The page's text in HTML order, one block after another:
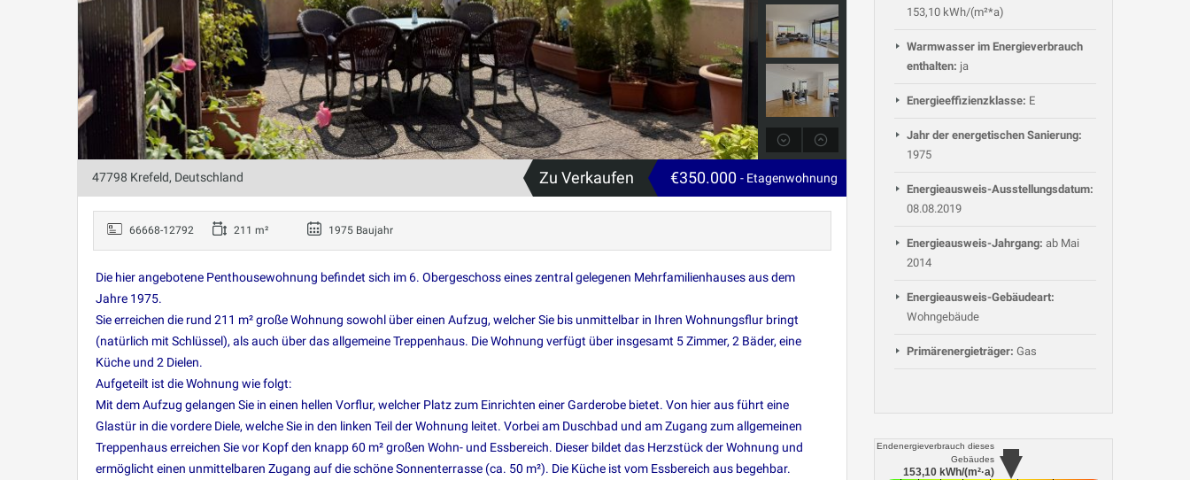
47798 Krefeld, Deutschland Zu Verkaufen €350.000 - Etagenwohnung
66668-12792 211 m² 1975 Baujahr
Die hier angebotene Penthousewohnung befindet sich im 6. Obergeschoss eines zentral gelegenen Mehrfamilienhauses aus dem
Jahre 1975.
Sie erreichen die rund 211 m² große Wohnung sowohl über einen Aufzug, welcher Sie bis unmittelbar in Ihren Wohnungsflur bringt
(natürlich mit Schlüssel), als auch über das allgemeine Treppenhaus. Die Wohnung verfügt über insgesamt 5 Zimmer, 2 Bäder, eine
Küche und 2 Dielen.
Aufgeteilt ist die Wohnung wie folgt:
Mit dem Aufzug gelangen Sie in einen hellen Vorflur, welcher Platz zum Einrichten einer Garderobe bietet. Von hier aus führt eine
Glastür in die vordere Diele, welche Sie in den linken Teil der Wohnung leitet. Vorbei am Duschbad und am Zugang zum allgemeinen
Treppenhaus erreichen Sie vor Kopf den knapp 60 m² großen Wohn- und Essbereich. Dieser bildet das Herzstück der Wohnung und
ermöglicht einen unmittelbaren Zugang auf die schöne Sonnenterrasse (ca. 50 m²). Die Küche ist vom Essbereich aus begehbar.
153,10 kWh/(m²*a)
Warmwasser im Energieverbrauch
enthalten: ja
Energieeffizienzklasse: E
Jahr der energetischen Sanierung:
1975
Energieausweis-Ausstellungsdatum:
08.08.2019
Energieausweis-Jahrgang: ab Mai
2014
Energieausweis-Gebäudeart:
Wohngebäude
Primärenergieträger: Gas
Endenergieverbrauch dieses
Gebäudes
153,10 kWh/(m²·a)